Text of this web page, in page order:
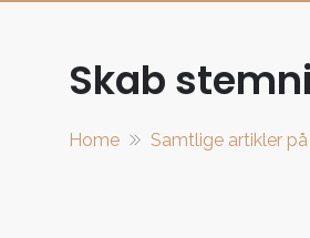
Skab
Home Samtlige artikler